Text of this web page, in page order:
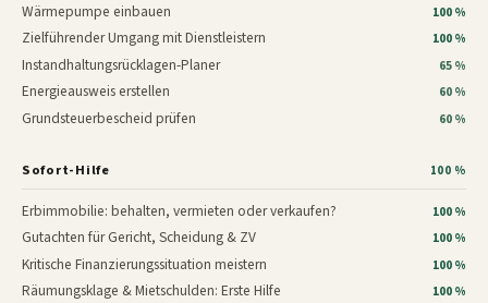
Wärmepumpe einbauen 100 %
Zielführender Umgang mit Dienstleistern 100 %
Instandhaltungsrücklagen-Planer 65 %
Energieausweis erstellen 60 %
Grundsteuerbescheid prüfen 60 %
Sofort-Hilfe 100 %
Erbimmobilie: behalten, vermieten oder verkaufen? 100 %
Gutachten für Gericht, Scheidung & ZV 100 %
Kritische Finanzierungssituation meistern 100 %
Räumungsklage & Mietschulden: Erste Hilfe 100 %